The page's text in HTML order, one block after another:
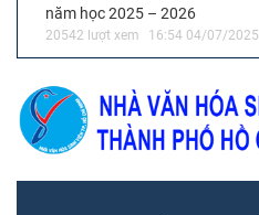
năm học 2025 – 2026
20542 lượt xem 16:54 04/07/2025